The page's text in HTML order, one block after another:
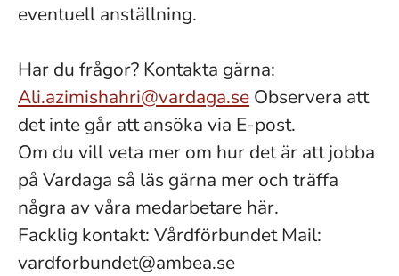
eventuell anställning.
Har du frågor? Kontakta gärna:
Ali.azimishahri@vardaga.se Observera att
det inte går att ansöka via E-post.
Om du vill veta mer om hur det är att jobba
på Vardaga så läs gärna mer och träffa
några av våra medarbetare här.
Facklig kontakt: Vårdförbundet Mail:
vardforbundet@ambea.se